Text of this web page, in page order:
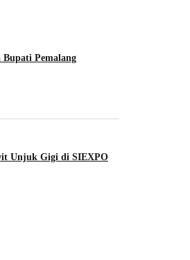
Pemalang
Unjuk Gigi di SIEXPO